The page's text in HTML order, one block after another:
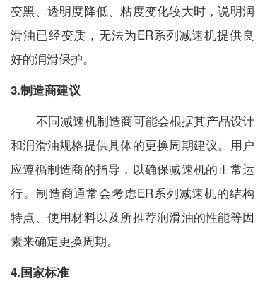
变黑、透明度降低、粘度变化较大时，说明润
滑油已经变质，无法为ER系列减速机提供良
好的润滑保护。
3.制造商建议
不同减速机制造商可能会根据其产品设计
和润滑油规格提供具体的更换周期建议。用户
应遵循制造商的指导，以确保减速机的正常运
行。制造商通常会考虑ER系列减速机的结构
特点、使用材料以及所推荐润滑油的性能等因
素来确定更换周期。
4.国家标准